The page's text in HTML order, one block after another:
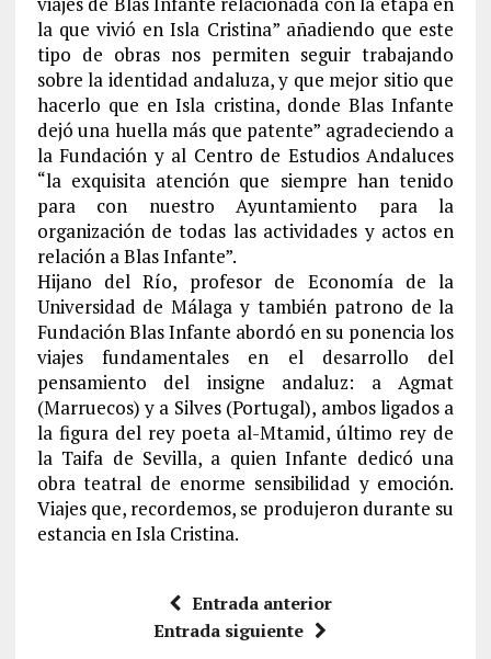
la que vivió en Isla Cristina” añadiendo que este
tipo de obras nos permiten seguir trabajando
sobre la identidad andaluza, y que mejor sitio que
hacerlo que en Isla cristina, donde Blas Infante
dejó una huella más que patente” agradeciendo a
la Fundación y al Centro de Estudios Andaluces
“la exquisita atención que siempre han tenido
para con nuestro Ayuntamiento para la
organización de todas las actividades y actos en
relación a Blas Infante”.
Hijano del Río, profesor de Economía de la
Universidad de Málaga y también patrono de la
Fundación Blas Infante abordó en su ponencia los
viajes fundamentales en el desarrollo del
pensamiento del insigne andaluz: a Agmat
(Marruecos) y a Silves (Portugal), ambos ligados a
la figura del rey poeta al-Mtamid, último rey de
la Taifa de Sevilla, a quien Infante dedicó una
obra teatral de enorme sensibilidad y emoción.
Viajes que, recordemos, se produjeron durante su
estancia en Isla Cristina.
Entrada anterior
Entrada siguiente